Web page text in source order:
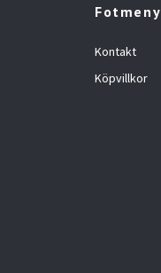
Fotmeny
Kontakt
Köpvillkor